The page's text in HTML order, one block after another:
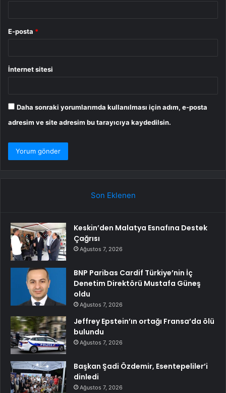
E-posta *
İnternet sitesi
Daha sonraki yorumlarımda kullanılması için adım, e-posta
adresim ve site adresim bu tarayıcıya kaydedilsin.
Son Eklenen
Keskin’den Malatya Esnafına Destek
Çağrısı
Ağustos 7, 2026
BNP Paribas Cardif Türkiye’nin İç
Denetim Direktörü Mustafa Güneş
oldu
Ağustos 7, 2026
Jeffrey Epstein’ın ortağı Fransa’da ölü
bulundu
Ağustos 7, 2026
Başkan Şadi Özdemir, Esentepeliler’i
dinledi
Ağustos 7, 2026